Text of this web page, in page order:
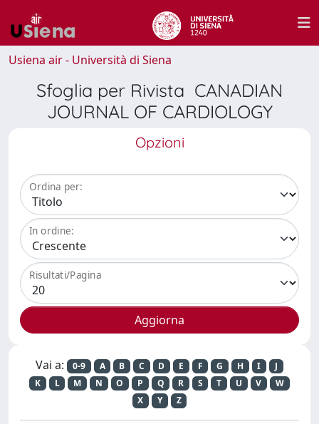
Usiena air - Università di Siena
Sfoglia per Rivista CANADIAN
JOURNAL OF CARDIOLOGY
Opzioni
Ordina per:
In ordine:
Risultati/Pagina
Vai a: 0-9 A B C D E F G H I
J
K
L M N O P Q R S T U V
W
X
Y Z